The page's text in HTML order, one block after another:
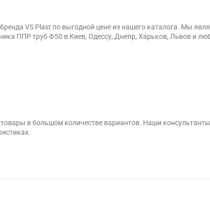
VS Plast по выгодной цене из нашего каталога. Мы
ППР труб Ф50 в Киев, Одессу, Днепр, Харьков, Львов и
в большом количестве вариантов. Наши